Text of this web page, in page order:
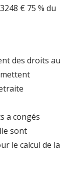
€ 75 % du
des droits au
a congés
sont
le calcul de la